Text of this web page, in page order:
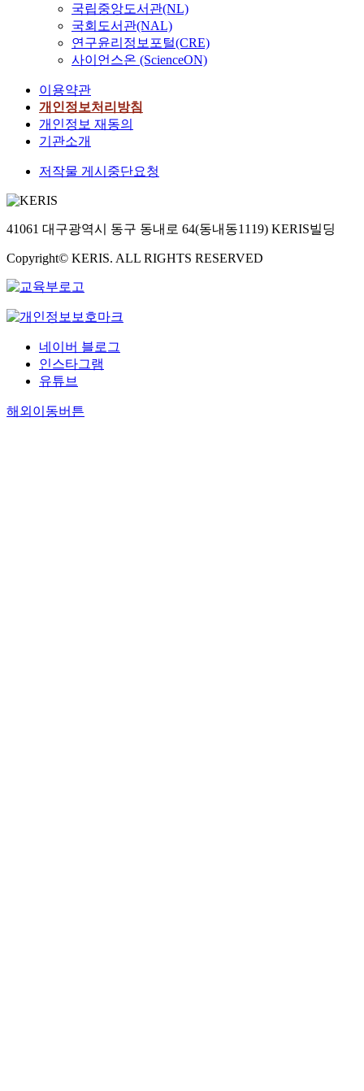
국립중앙도서관(NL)
국회도서관(NAL)
연구윤리정보포털(CRE)
사이언스온 (ScienceON)
이용약관
개인정보처리방침
개인정보 재동의
기관소개
저작물 게시중단요청
41061 대구광역시 동구 동내로 64(동내동1119) KERIS빌딩
Copyright© KERIS. ALL RIGHTS RESERVED
네이버 블로그
인스타그램
유튜브
해외이동버튼